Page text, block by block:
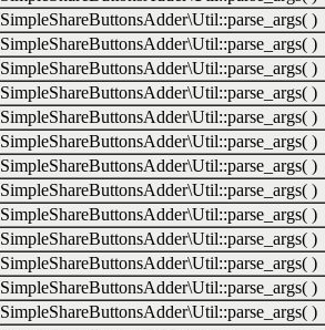
SimpleShareButtonsAdder\Util::parse_args( )
SimpleShareButtonsAdder\Util::parse_args( )
SimpleShareButtonsAdder\Util::parse_args( )
SimpleShareButtonsAdder\Util::parse_args( )
SimpleShareButtonsAdder\Util::parse_args( )
SimpleShareButtonsAdder\Util::parse_args( )
SimpleShareButtonsAdder\Util::parse_args( )
SimpleShareButtonsAdder\Util::parse_args( )
SimpleShareButtonsAdder\Util::parse_args( )
SimpleShareButtonsAdder\Util::parse_args( )
SimpleShareButtonsAdder\Util::parse_args( )
SimpleShareButtonsAdder\Util::parse_args( )
SimpleShareButtonsAdder\Util::parse_args( )